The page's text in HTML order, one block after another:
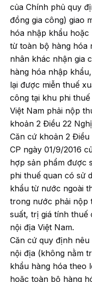
của Chính phủ quy
đồng gia công) giao
hóa nhập khẩu
từ toàn bộ hàng hóa
nhân khác nhận gia
hàng hóa nhập
lại được miễn thuế
công tại khu phi
Việt Nam phải nộp
khoản 2 Điều 22
Căn cứ khoản 2
CP ngày 01/9/2016
hợp sản phẩm được
phi thuế quan có sử
khẩu từ nước ngoài
trong nước phải nộp
suất, trị giá tính thuế
nội địa Việt Nam.
Căn cứ quy định
nội địa (không nằm
khẩu hàng hóa theo
hoặc toàn bộ hàng